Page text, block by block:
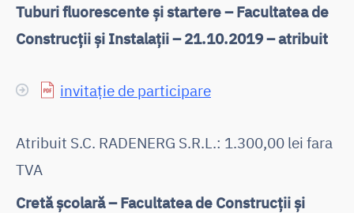
Tuburi fluorescente și startere – Facultatea de
Construcții și Instalații – 21.10.2019 – atribuit
invitație de participare
Atribuit S.C. RADENERG S.R.L.: 1.300,00 lei fara
TVA
Cretă școlară – Facultatea de Construcții și